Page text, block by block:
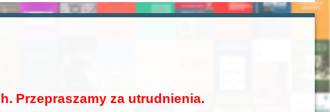
Przepraszamy za utrudnienia.